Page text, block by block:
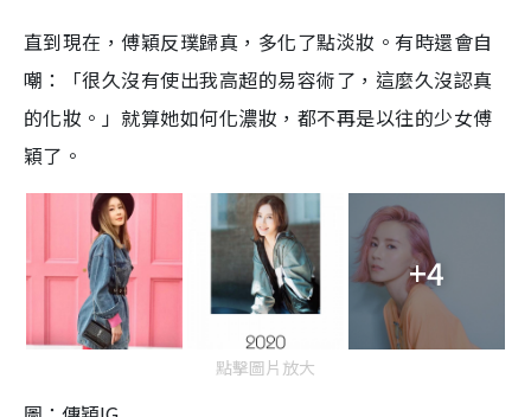
直到現在，傅穎反璞歸真，多化了點淡妝。有時還會自
嘲：「很久沒有使出我高超的易容術了，這麼久沒認真
的化妝。」就算她如何化濃妝，都不再是以往的少女傅
穎了。
+4
點擊圖片放大